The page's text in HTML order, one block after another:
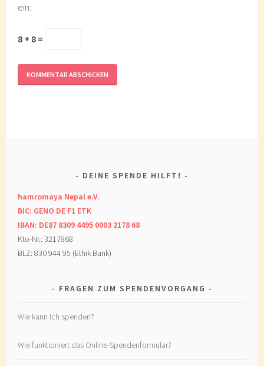
ein:
8 + 8 =
DEINE SPENDE HILFT!
hamromaya Nepal e.V.
BIC: GENO DE F1 ETK
IBAN: DE87 8309 4495 0003 2178 68
Kto-Nr.: 3217868
BLZ: 830 944 95 (Ethik Bank)
FRAGEN ZUM SPENDENVORGANG
Wie kann ich spenden?
Wie funktioniert das Online-Spendenformular?